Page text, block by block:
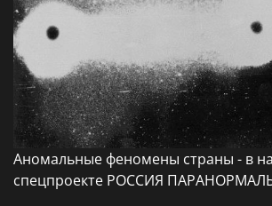
Аномальные феномены страны - в
спецпроекте РОССИЯ